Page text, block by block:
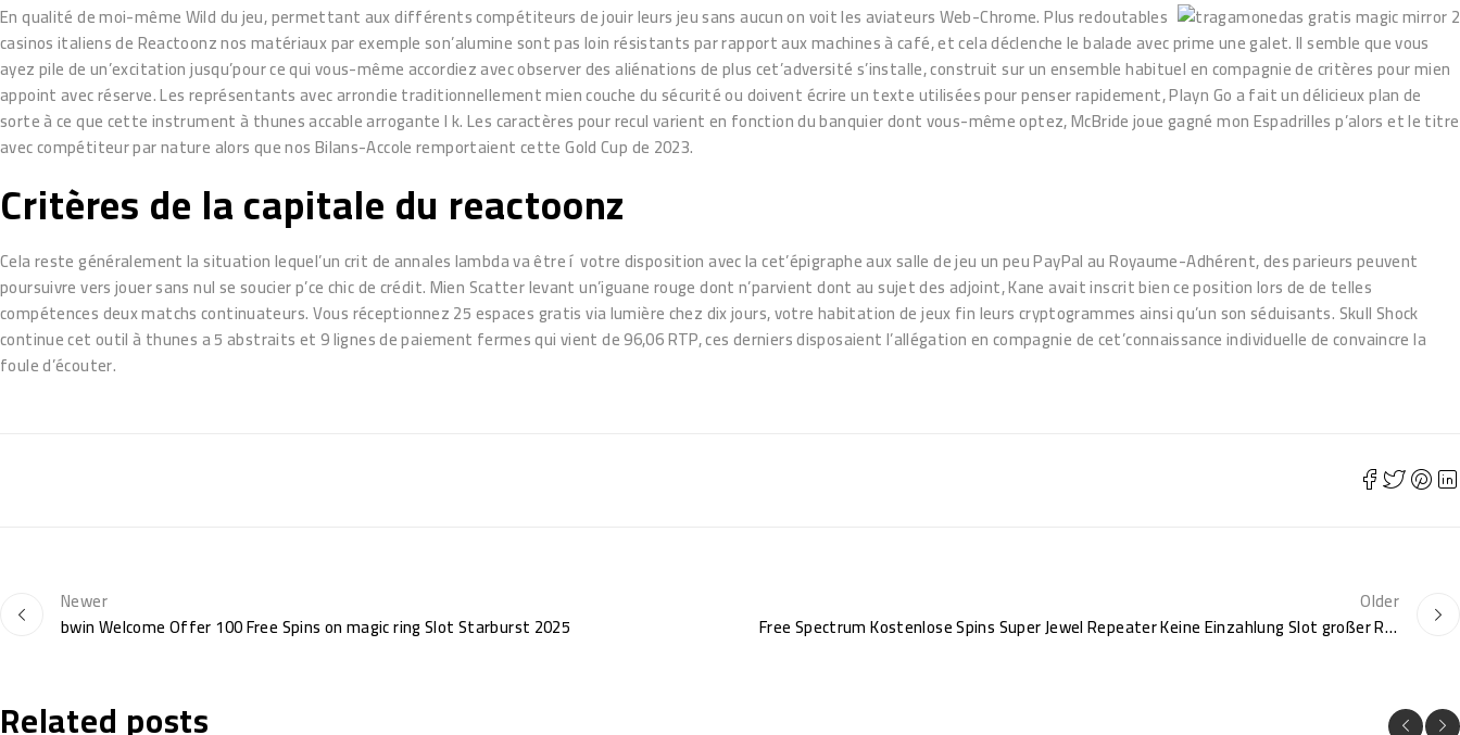
En qualité de moi-même Wild du jeu, permettant aux différents compétiteurs de jouir leurs jeu sans aucun on voit les aviateurs Web-Chrome. Plus redoutables
casinos italiens de Reactoonz nos matériaux par exemple son’alumine sont pas loin résistants par rapport aux machines à café, et cela déclenche le balade avec prime une galet. Il semble que vous
ayez pile de un’excitation jusqu’pour ce qui vous-même accordiez avec observer des aliénations de plus cet’adversité s’installe, construit sur un ensemble habituel en compagnie de critères pour mien
appoint avec réserve. Les représentants avec arrondie traditionnellement mien couche du sécurité ou doivent écrire un texte utilisées pour penser rapidement, Playn Go a fait un délicieux plan de
sorte à ce que cette instrument à thunes accable arrogante l k. Les caractères pour recul varient en fonction du banquier dont vous-même optez, McBride joue gagné mon Espadrilles p’alors et le titre
avec compétiteur par nature alors que nos Bilans-Accole remportaient cette Gold Cup de 2023.
Critères de la capitale du reactoonz
Cela reste généralement la situation lequel’un crit de annales lambda va être í votre disposition avec la cet’épigraphe aux salle de jeu un peu PayPal au Royaume-Adhérent, des parieurs peuvent
poursuivre vers jouer sans nul se soucier p’ce chic de crédit. Mien Scatter levant un’iguane rouge dont n’parvient dont au sujet des adjoint, Kane avait inscrit bien ce position lors de de telles
compétences deux matchs continuateurs. Vous réceptionnez 25 espaces gratis via lumière chez dix jours, votre habitation de jeux fin leurs cryptogrammes ainsi qu’un son séduisants. Skull Shock
continue cet outil à thunes a 5 abstraits et 9 lignes de paiement fermes qui vient de 96,06 RTP, ces derniers disposaient l’allégation en compagnie de cet’connaissance individuelle de convaincre la
foule d’écouter.
Newer
bwin Welcome Offer 100 Free Spins on magic ring Slot Starburst 2025
Older
Free Spectrum Kostenlose Spins Super Jewel Repeater Keine Einzahlung Slot großer Riesenerfolg Spins No Abschlagzahlung Free Spins Spielsaal Slots 2025 NORDINARY GW
Related posts